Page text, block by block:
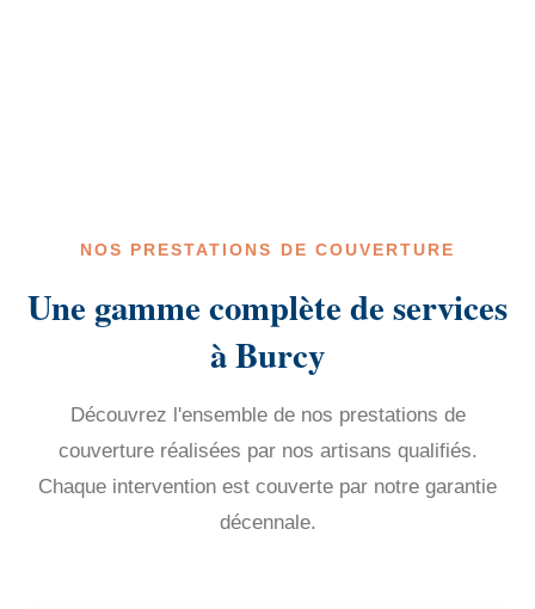
NOS PRESTATIONS DE COUVERTURE
Une gamme complète de services
à Burcy
Découvrez l'ensemble de nos prestations de
couverture réalisées par nos artisans qualifiés.
Chaque intervention est couverte par notre garantie
décennale.